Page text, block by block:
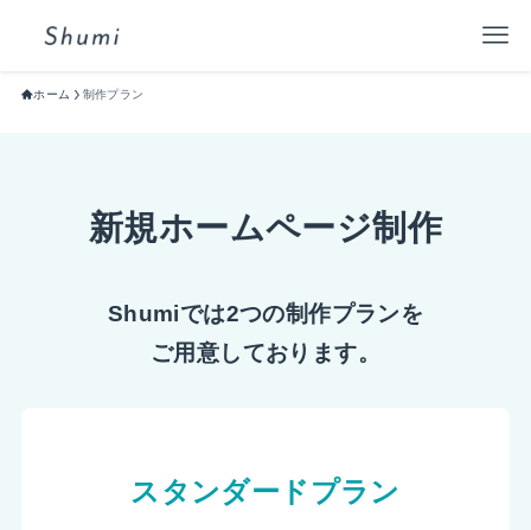
ホーム 制作プラン
新規ホームページ制作
Shumiでは2つの制作プランを
ご用意しております。
スタンダードプラン